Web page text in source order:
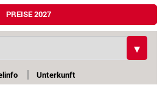
PREISE 2027
Unterkunft